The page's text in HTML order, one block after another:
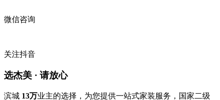
微信咨询
关注抖音
选杰美 · 请放心
滨城 13万业主的选择，为您提供一站式家装服务，国家二级